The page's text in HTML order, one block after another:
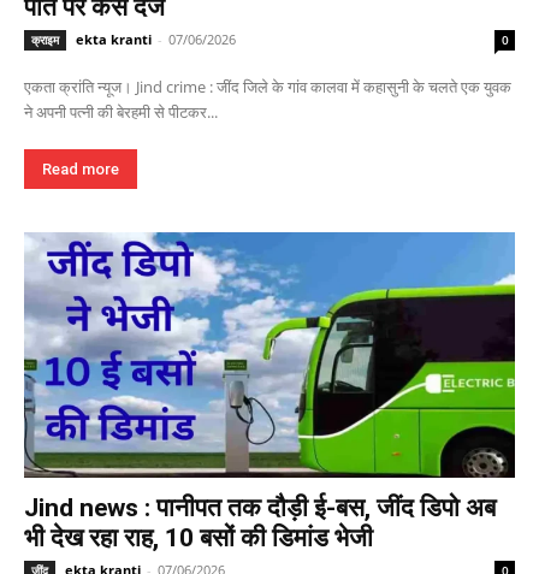
पति पर केस दर्ज
क्राइम ekta kranti - 07/06/2026 0
एकता क्रांति न्यूज। Jind crime : जींद जिले के गांव कालवा में कहासुनी के चलते एक युवक
ने अपनी पत्नी की बेरहमी से पीटकर...
Read more
Jind news : पानीपत तक दौड़ी ई-बस, जींद डिपो अब
भी देख रहा राह, 10 बसों की डिमांड भेजी
जींद ekta kranti - 07/06/2026 0